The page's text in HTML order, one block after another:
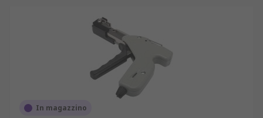
In magazzino